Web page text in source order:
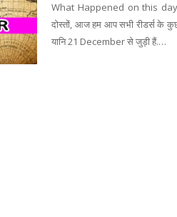
What Happened on this
दोस्तों, आज हम आप सभी रीडर्स के
यानि 21 December से जुड़ी हैं.…